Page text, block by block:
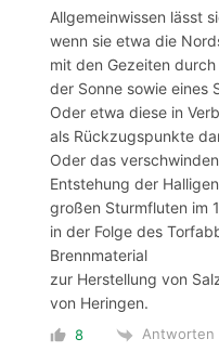
Allgemeinwissen lässt
wenn sie etwa die
mit den Gezeiten
der Sonne sowie eines
Oder etwa diese in
als Rückzugspunkte
Oder das
Entstehung der
großen Sturmfluten im
in der Folge des
Brennmaterial
zur Herstellung von
von Heringen.
8 Antworten